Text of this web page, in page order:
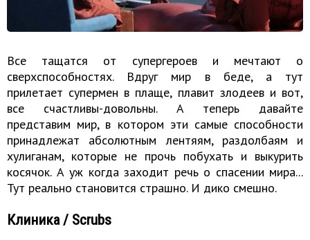
Все тащатся от супергероев и мечтают о
сверхспособностях. Вдруг мир в беде, а тут
прилетает супермен в плаще, плавит злодеев и вот,
все счастливы-довольны. А теперь давайте
представим мир, в котором эти самые способности
принадлежат абсолютным лентяям, раздолбаям и
хулиганам, которые не прочь побухать и выкурить
косячок. А уж когда заходит речь о спасении мира...
Тут реально становится страшно. И дико смешно.
Клиника / Scrubs